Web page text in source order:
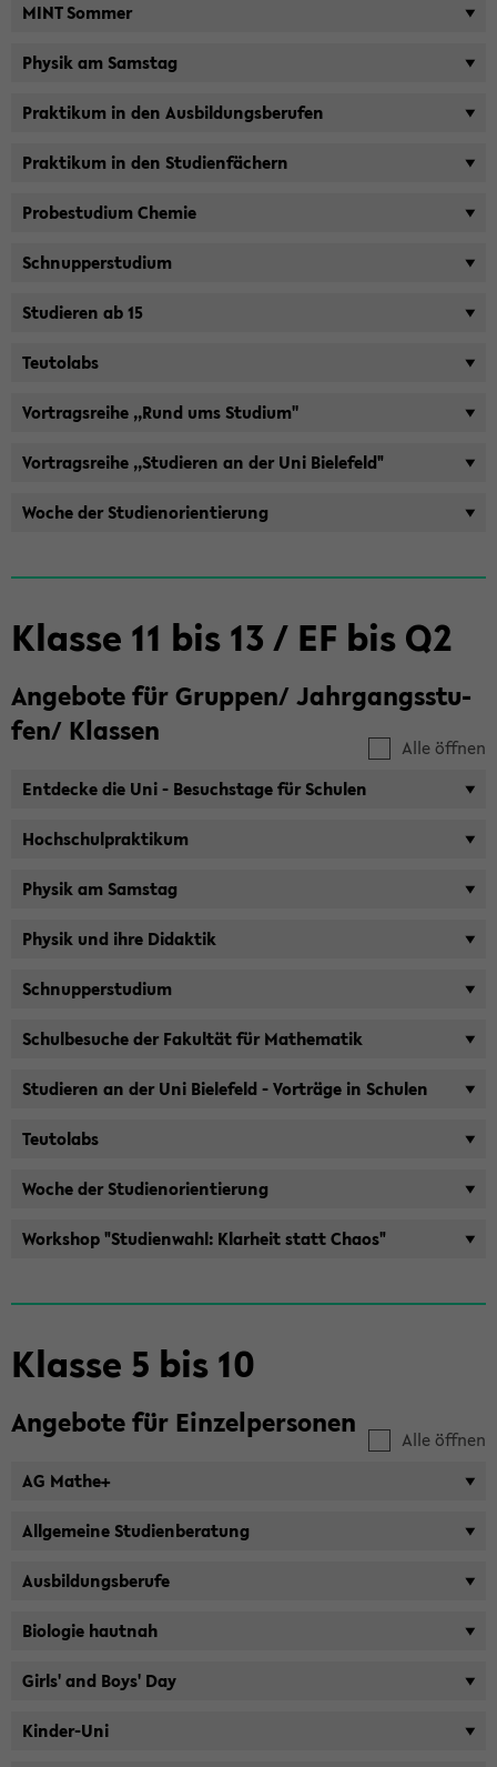
MINT Som­mer
Phy­sik am Sams­tag
Prak­ti­kum in den Aus­bil­dungs­be­ru­fen
Prak­ti­kum in den Stu­di­en­fä­chern
Pro­be­stu­di­um Che­mie
Schnup­per­stu­di­um
Stu­die­ren ab 15
Teu­tol­abs
Vor­trags­rei­he ,,Rund ums Stu­di­um''
Vor­trags­rei­he ,,Stu­die­ren an der Uni Bie­le­feld"
Woche der Stu­di­en­ori­en­tie­rung
Klas­se 11 bis 13 / EF bis Q2
An­ge­bo­te für Grup­pen/ Jahr­gangs­stu­
fen/ Klas­sen
Alle öffnen
Ent­de­cke die Uni - Be­suchs­ta­ge für Schu­len
Hoch­schul­prak­ti­kum
Phy­sik am Sams­tag
Phy­sik und ihre Di­dak­tik
Schnup­per­stu­di­um
Schul­be­su­che der Fa­kul­tät für Ma­the­ma­tik
Stu­die­ren an der Uni Bie­le­feld - Vor­trä­ge in Schu­len
Teu­tol­abs
Woche der Stu­di­en­ori­en­tie­rung
Work­shop "Stu­di­en­wahl: Klar­heit statt Chaos"
Klas­se 5 bis 10
An­ge­bo­te für Ein­zel­per­so­nen
Alle öffnen
AG Mathe+
All­ge­mei­ne Stu­di­en­be­ra­tung
Aus­bil­dungs­be­ru­fe
Bio­lo­gie haut­nah
Girls' and Boys' Day
Kinder-​Uni